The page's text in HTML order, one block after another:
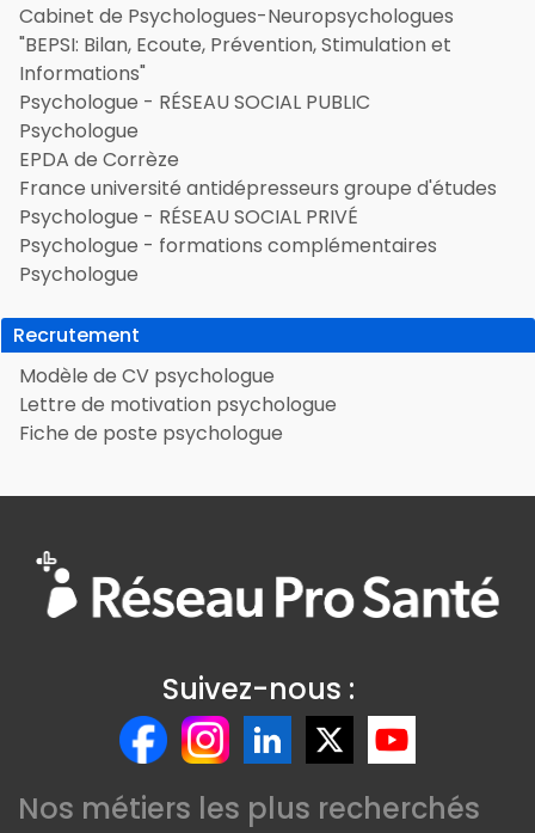
Cabinet de Psychologues-Neuropsychologues
"BEPSI: Bilan, Ecoute, Prévention, Stimulation et
Informations"
Psychologue - RÉSEAU SOCIAL PUBLIC
Psychologue
EPDA de Corrèze
France université antidépresseurs groupe d'études
Psychologue - RÉSEAU SOCIAL PRIVÉ
Psychologue - formations complémentaires
Psychologue
Recrutement
Modèle de CV psychologue
Lettre de motivation psychologue
Fiche de poste psychologue
Suivez-nous :
Nos métiers les plus recherchés